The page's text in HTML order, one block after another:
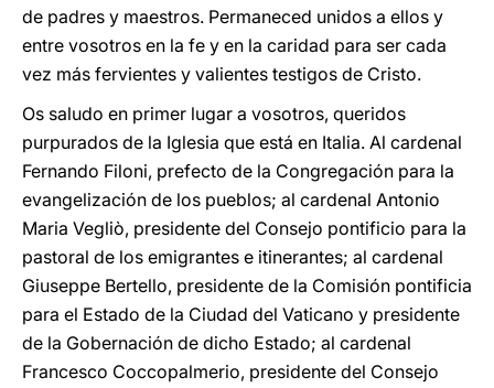
de padres y maestros. Permaneced unidos a ellos y
entre vosotros en la fe y en la caridad para ser cada
vez más fervientes y valientes testigos de Cristo.
Os saludo en primer lugar a vosotros, queridos
purpurados de la Iglesia que está en Italia. Al cardenal
Fernando Filoni, prefecto de la Congregación para la
evangelización de los pueblos; al cardenal Antonio
Maria Vegliò, presidente del Consejo pontificio para la
pastoral de los emigrantes e itinerantes; al cardenal
Giuseppe Bertello, presidente de la Comisión pontificia
para el Estado de la Ciudad del Vaticano y presidente
de la Gobernación de dicho Estado; al cardenal
Francesco Coccopalmerio, presidente del Consejo